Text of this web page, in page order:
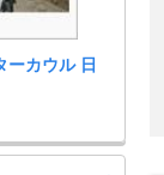
ーカウル 日